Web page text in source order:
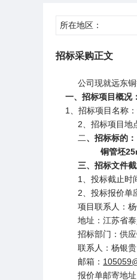
所在地区：
招标采购正文
公司现就远东
一、招标项目概况：
1、招标项目名称：
2、招标项目地
二、招标标的：
铜管坯
三、招标文件截
1、投标截止时
2、投标报价单
项目联系人：
地址：江苏省
招标部门：供
联系人：杨银
邮箱： 105059
报价单邮寄地